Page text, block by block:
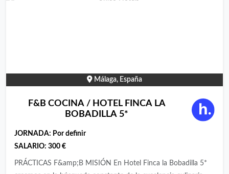
Málaga, España
F&B COCINA / HOTEL FINCA LA
BOBADILLA 5*
JORNADA: Por definir
SALARIO: 300 €
PRÁCTICAS F&amp;B MISIÓN En Hotel Finca la Bobadilla 5*